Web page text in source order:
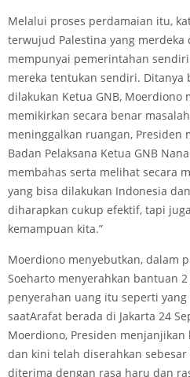
Melalui proses perdamaian itu,
terwujud Palestina yang
mempunyai pemerintahan
mereka tentukan sendiri. Ditanya
dilakukan Ketua GNB, Moerdiono
memikirkan secara benar
meninggalkan ruangan, Presiden
Badan Pelaksana Ketua GNB
membahas serta melihat secara
yang bisa dilakukan Indonesia
diharapkan cukup efektif, tapi
kemampuan kita.”
Moerdiono menyebutkan, dalam
Soeharto menyerahkan bantuan
penyerahan uang itu seperti
saatArafat berada di Jakarta 24
Moerdiono, Presiden
dan kini telah diserahkan
diterima dengan rasa haru dan